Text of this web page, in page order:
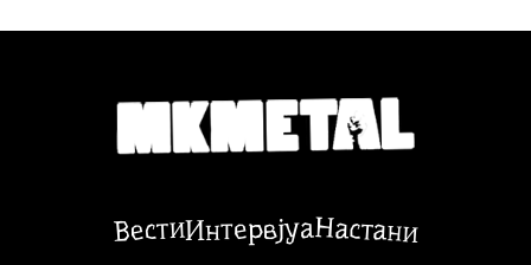
ВестиИнтервјуаНастани